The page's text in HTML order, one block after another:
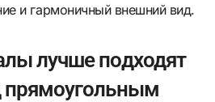
и гармоничный внешний вид.
лучше подходят
прямоугольным